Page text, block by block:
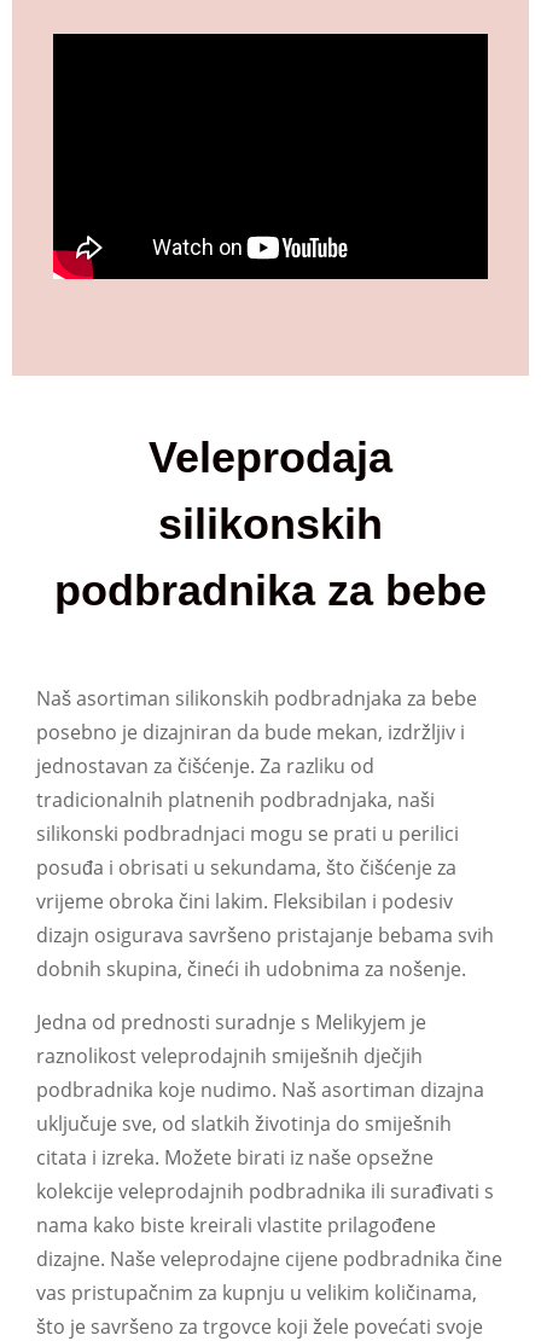
Veleprodaja
silikonskih
podbradnika za bebe
Naš asortiman silikonskih podbradnjaka za bebe
posebno je dizajniran da bude mekan, izdržljiv i
jednostavan za čišćenje. Za razliku od
tradicionalnih platnenih podbradnjaka, naši
silikonski podbradnjaci mogu se prati u perilici
posuđa i obrisati u sekundama, što čišćenje za
vrijeme obroka čini lakim. Fleksibilan i podesiv
dizajn osigurava savršeno pristajanje bebama svih
dobnih skupina, čineći ih udobnima za nošenje.
Jedna od prednosti suradnje s Melikyjem je
raznolikost veleprodajnih smiješnih dječjih
podbradnika koje nudimo. Naš asortiman dizajna
uključuje sve, od slatkih životinja do smiješnih
citata i izreka. Možete birati iz naše opsežne
kolekcije veleprodajnih podbradnika ili surađivati s
nama kako biste kreirali vlastite prilagođene
dizajne. Naše veleprodajne cijene podbradnika čine
vas pristupačnim za kupnju u velikim količinama,
što je savršeno za trgovce koji žele povećati svoje